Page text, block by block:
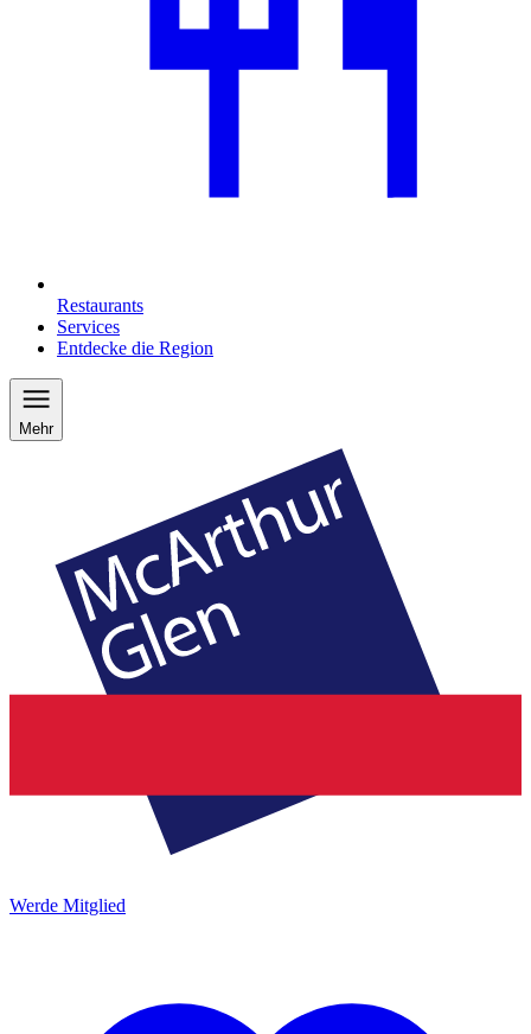
Restaurants
Services
Entdecke die Region
Mehr
Werde Mitglied